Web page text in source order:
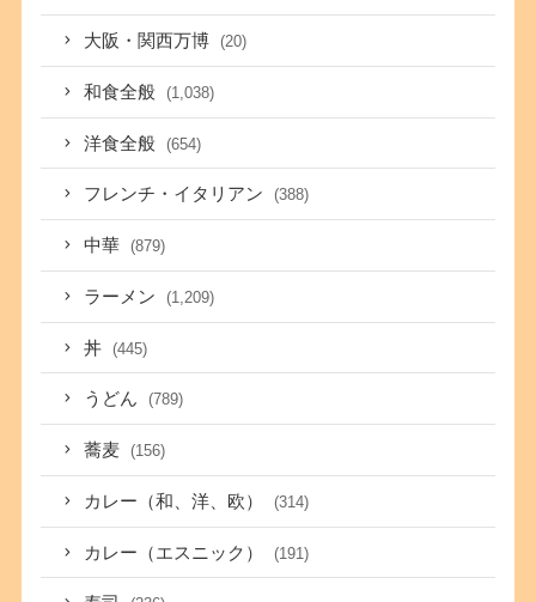
大阪・関西万博 (20)
和食全般 (1,038)
洋食全般 (654)
フレンチ・イタリアン (388)
中華 (879)
ラーメン (1,209)
丼 (445)
うどん (789)
蕎麦 (156)
カレー（和、洋、欧） (314)
カレー（エスニック） (191)